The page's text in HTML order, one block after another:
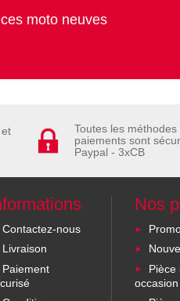
moto neuves
Toutes les méthodes
paiements sont
Paypal - 3xCB
Contactez-nous
Livraison
Paiement
Nos
Pièce
occasion